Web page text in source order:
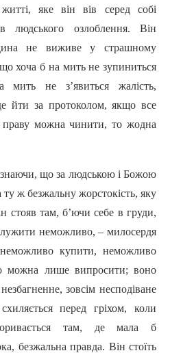
яке він вів серед собі
людського озлоблення. Він
не виживе у страшному
хоча б на мить не зупиниться
не з’явиться жалість,
йти за протоколом, якщо все
праву можна чинити, то жодна
знаючи, що за людською і Божою
ж безжальну жорстокість, яку
стояв там, б’ючи себе в груди,
неможливо, – милосердя
неможливо купити, неможливо
можна лише випросити; воно
зовсім несподіване
перед гріхом, коли
там, де мала б
безжальна правда. Він стоїть